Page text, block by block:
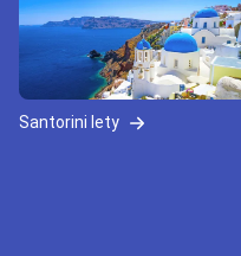
Santorini lety